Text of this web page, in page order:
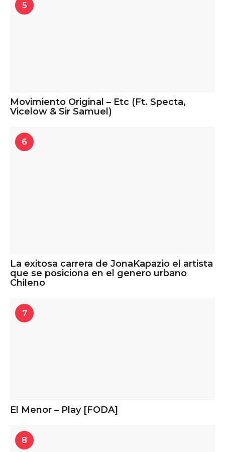
5
Movimiento Original – Etc (Ft. Specta,
Vicelow & Sir Samuel)
6
La exitosa carrera de JonaKapazio el artista
que se posiciona en el genero urbano
Chileno
7
El Menor – Play [FODA]
8